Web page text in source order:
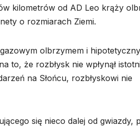
kilometrów od AD Leo krąży
o rozmiarach Ziemi.
olbrzymem i
to, że rozbłysk nie wpłynął
na Słońcu, rozbłyskowi nie
się nieco dalej od gwiazdy,